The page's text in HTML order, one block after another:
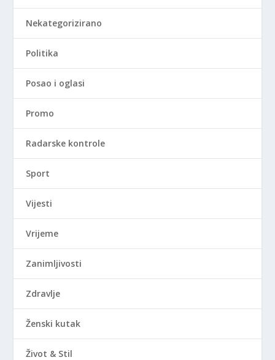
Nekategorizirano
Politika
Posao i oglasi
Promo
Radarske kontrole
Sport
Vijesti
Vrijeme
Zanimljivosti
Zdravlje
Ženski kutak
Život & Stil